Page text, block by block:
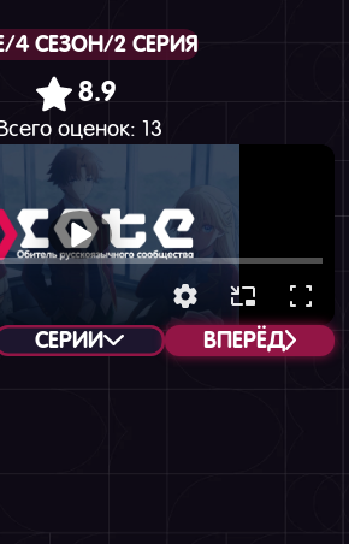
/4 СЕЗОН/2 СЕРИЯ
8.9
оценок: 13
СЕРИИ ВПЕРЁД